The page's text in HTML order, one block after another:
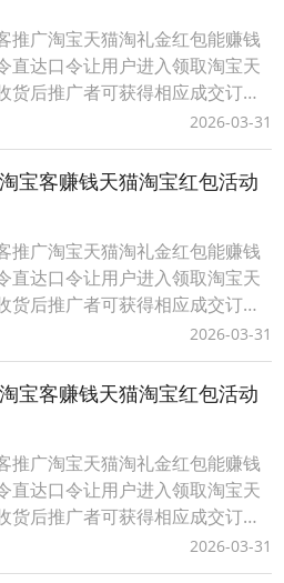
推广淘宝天猫淘礼金红包能赚钱
直达口令让用户进入领取淘宝天
货后推广者可获得相应成交订单
有唯一性、可长期有效性，适合
用户复用、复购获得长期收益。
当淘客推广淘宝天猫红包活动结
的情况下可随时更换新的活动不
2026-03-31
宝客赚钱天猫淘宝红包活动
推广淘宝天猫淘礼金红包能赚钱
直达口令让用户进入领取淘宝天
货后推广者可获得相应成交订单
有唯一性、可长期有效性，适合
用户复用、复购获得长期收益。
当淘客推广淘宝天猫红包活动结
的情况下可随时更换新的活动不
2026-03-31
宝客赚钱天猫淘宝红包活动
推广淘宝天猫淘礼金红包能赚钱
直达口令让用户进入领取淘宝天
货后推广者可获得相应成交订单
有唯一性、可长期有效性，适合
用户复用、复购获得长期收益。
2026-03-31